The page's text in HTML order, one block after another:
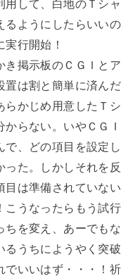
用して、白地のＴシ
るようにしたらいい
行開始！
き掲示板のＣＧＩと
置は割と簡単に済ん
らかじめ用意したＴ
からない。いやＣＧ
で、どの項目を設定
った。しかしそれを
目は準備されていな
こうなったらもう試行
ちを変え、あーでも
るうちにようやく突
でいいはず・・・！